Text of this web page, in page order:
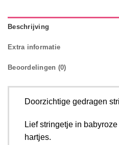
Beschrijving
Extra informatie
Beoordelingen (0)
Doorzichtige gedragen
Lief stringetje in
hartjes.